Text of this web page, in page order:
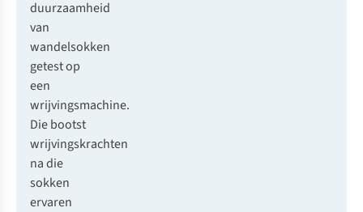
duurzaamheid
van
wandelsokken
getest op
een
wrijvingsmachine.
Die bootst
wrijvingskrachten
na die
sokken
ervaren